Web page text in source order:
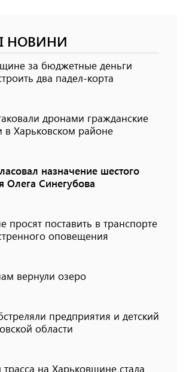
НОВИНИ
за бюджетные деньги
два падел-корта
дронами гражданские
в Харьковском районе
назначение шестого
Олега Синегубова
просят поставить в транспорте
оповещения
вернули озеро
предприятия и детский
области
на Харьковщине стала